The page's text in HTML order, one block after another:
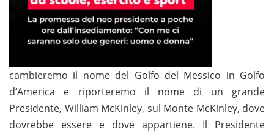
cambieremo il nome del Golfo del Messico in Golfo
d’America e riporteremo il nome di un grande
Presidente, William McKinley, sul Monte McKinley, dove
dovrebbe essere e dove appartiene. Il Presidente